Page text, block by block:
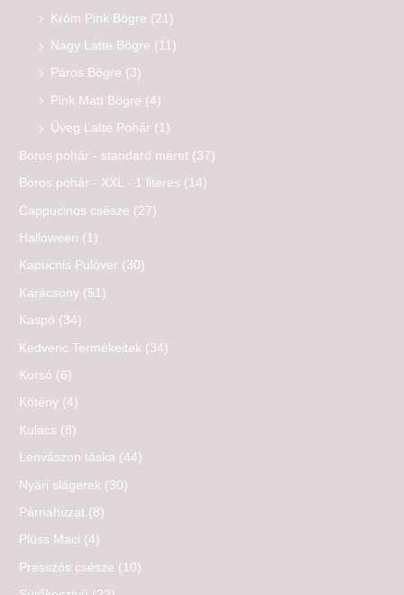
Króm Pink Bögre (21)
Nagy Latte Bögre (11)
Páros Bögre (3)
Pink Matt Bögre (4)
Üveg Latte Pohár (1)
Boros pohár - standard méret (37)
Boros pohár - XXL - 1 literes (14)
Cappucinos csésze (27)
Halloween (1)
Kapucnis Pulóver (30)
Karácsony (51)
Kaspó (34)
Kedvenc Termékeitek (34)
Korsó (6)
Kötény (4)
Kulacs (8)
Lenvászon táska (44)
Nyári slágerek (30)
Párnahuzat (8)
Plüss Maci (4)
Presszós csésze (10)